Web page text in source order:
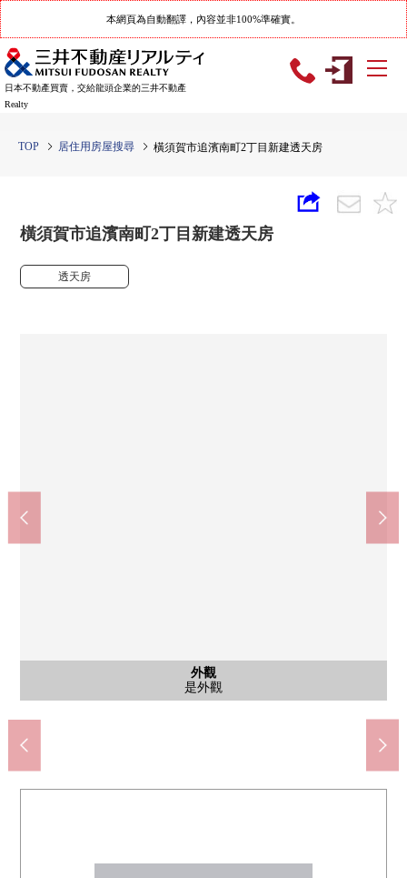
本網頁為自動翻譯，內容並非100%準確實。
日本不動產買賣，交給龍頭企業的三井不動產
Realty
TOP 居住用房屋搜尋 橫須賀市追濱南町2丁目新建透天房
橫須賀市追濱南町2丁目新建透天房
透天房
外觀
是外觀
同式樣圖片(客廳)
是同式樣客廳
同式樣圖片(廚房)
是同式樣廚房
同式樣圖片(廚房)
是同式樣廚房
同式樣圖片(其他內省)
是同式樣盥洗台
同式樣圖片(公共汽車)
是同式樣整體衛浴
同式樣圖片(其他內省)
是同式樣廁所
同式樣圖片(其他內省)
是同式樣門口
含有前面道路的外觀
是前面道路和周圍當地
含有前面道路的外觀
是前面道路和周圍當地
追濱小學(約1320m)
步行17分鐘
追濱中學(約1500m)
步行19分鐘
西友鷹取店(約920m)
步行12分鐘
Lawson橫須賀追濱町1丁目商店(約270m)
步行4分鐘
湘南鷹取2丁目第3公園(約630m)
步行8分鐘
鬆本清追濱站前店(約830m)
步行11分鐘
橫須賀鷹取的台階郵局(約790m)
步行10分鐘